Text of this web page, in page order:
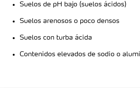
Suelos de pH bajo (suelos ácidos)
Suelos arenosos o poco densos
Suelos con turba ácida
Contenidos elevados de sodio o